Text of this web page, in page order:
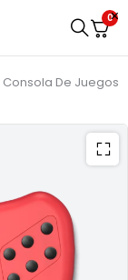
0
Consola De Juegos